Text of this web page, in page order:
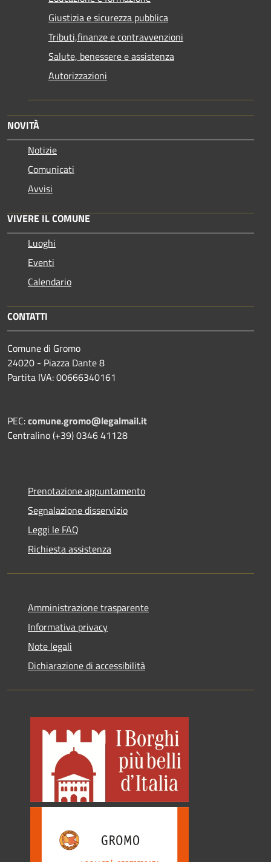
Giustizia e sicurezza pubblica
Tributi,finanze e contravvenzioni
Salute, benessere e assistenza
Autorizzazioni
NOVITÀ
Notizie
Comunicati
Avvisi
VIVERE IL COMUNE
Luoghi
Eventi
Calendario
CONTATTI
Comune di Gromo
24020 - Piazza Dante 8
Partita IVA: 00666340161
PEC:comune.gromo@legalmail.it
Centralino (+39) 0346 41128
Prenotazione appuntamento
Segnalazione disservizio
Leggi le FAQ
Richiesta assistenza
Amministrazione trasparente
Informativa privacy
Note legali
Dichiarazione di accessibilità